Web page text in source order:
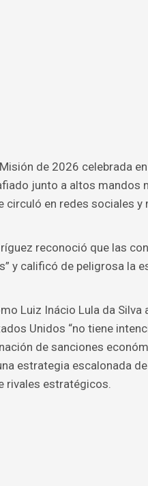
de 2026 celebrada
junto a altos mandos
circuló en redes sociales y
reconoció que las
y calificó de peligrosa la
Luiz Inácio Lula da Silva
Unidos “no tiene
de sanciones
estrategia escalonada
rivales estratégicos.